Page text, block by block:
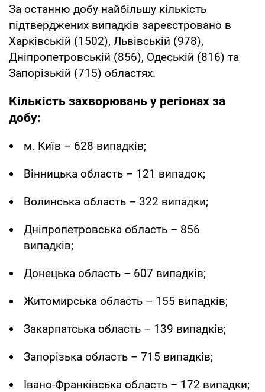
За останню добу найбільшу кількість
підтверджених випадків зареєстровано в
Харківській (1502), Львівській (978),
Дніпропетровській (856), Одеській (816) та
Запорізькій (715) областях.
Кількість захворювань у регіонах за
добу:
м. Київ – 628 випадків;
Вінницька область – 121 випадок;
Волинська область – 322 випадки;
Дніпропетровська область – 856
випадків;
Донецька область – 607 випадків;
Житомирська область – 155 випадків;
Закарпатська область – 139 випадків;
Запорізька область – 715 випадків;
Івано-Франківська область – 172 випадки;